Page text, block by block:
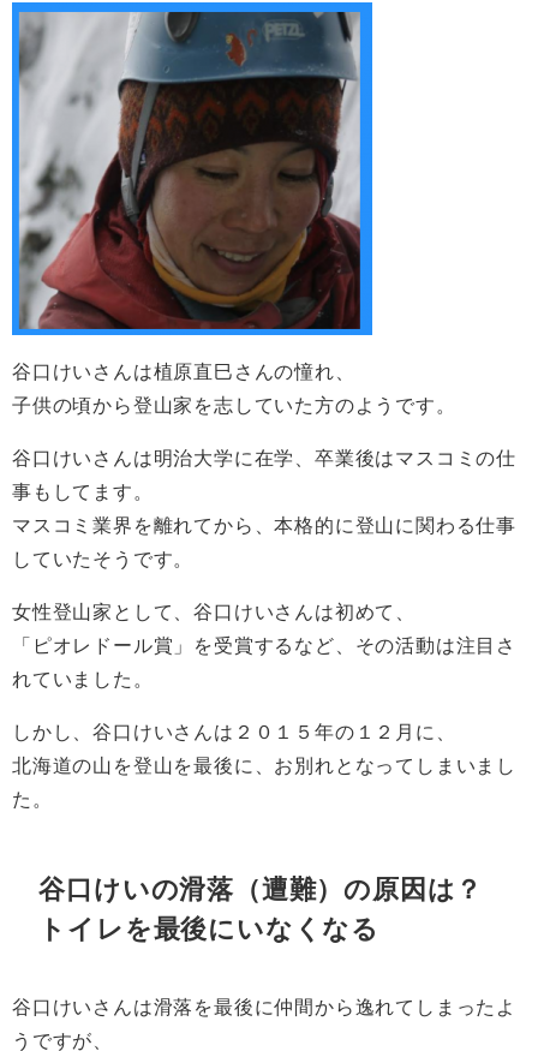
谷口けいさんは植原直巳さんの憧れ、
子供の頃から登山家を志していた方のようです。
谷口けいさんは明治大学に在学、卒業後はマスコミの仕
事もしてます。
マスコミ業界を離れてから、本格的に登山に関わる仕事
していたそうです。
女性登山家として、谷口けいさんは初めて、
「ピオレドール賞」を受賞するなど、その活動は注目さ
れていました。
しかし、谷口けいさんは２０１５年の１２月に、
北海道の山を登山を最後に、お別れとなってしまいまし
た。
谷口けいの滑落（遭難）の原因は？
トイレを最後にいなくなる
谷口けいさんは滑落を最後に仲間から逸れてしまったよ
うですが、